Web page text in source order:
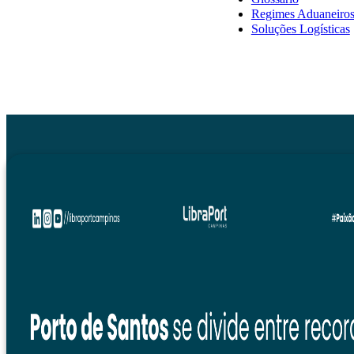
Regimes Aduaneiros
Soluções Logísticas